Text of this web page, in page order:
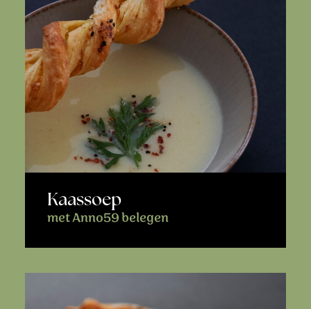
Kaassoep
met Anno59 belegen